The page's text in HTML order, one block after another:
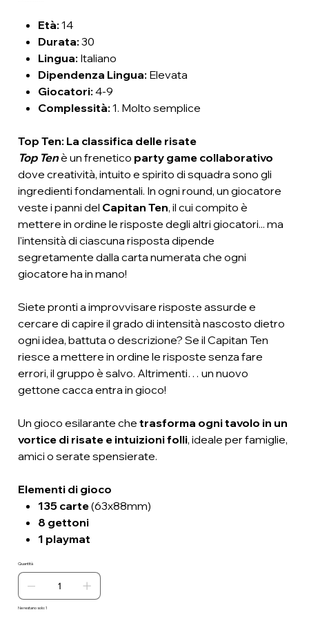
Età: 14
Durata:30
Lingua: Italiano
Dipendenza Lingua: Elevata
Giocatori:4-9
Complessità: 1. Molto semplice
Top Ten: La classifica delle risate
Top Tenè un frenetico party game collaborativo
dove creatività, intuito e spirito di squadra sono gli
ingredienti fondamentali. In ogni round, un giocatore
veste i panni del Capitan Ten, il cui compito è
mettere in ordine le risposte degli altri giocatori... ma
l'intensità di ciascuna risposta dipende
segretamente dalla carta numerata che ogni
giocatore ha in mano!
Siete pronti a improvvisare risposte assurde e
cercare di capire il grado di intensità nascosto dietro
ogni idea, battuta o descrizione? Se il Capitan Ten
riesce a mettere in ordine le risposte senza fare
errori, il gruppo è salvo. Altrimenti… un nuovo
gettone cacca entra in gioco!
Un gioco esilarante chetrasforma ogni tavolo in un
vortice di risate e intuizioni folli, ideale per famiglie,
amici o serate spensierate.
Elementi di gioco
135 carte(63x88mm)
8 gettoni
1 playmat
Quantità
Ne restano solo: 1